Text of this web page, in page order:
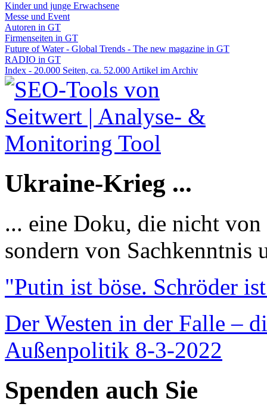
Kinder und junge Erwachsene
Messe und Event
Autoren in GT
Firmenseiten in GT
Future of Water - Global Trends - The new magazine in GT
RADIO in GT
Index - 20.000 Seiten, ca. 52.000 Artikel im Archiv
Ukraine-Krieg ...
... eine Doku, die nicht
sondern von Sachkenntnis
"Putin ist böse. Schröder
Der Westen in der Falle –
Außenpolitik 8-3-2022
Spenden auch Sie